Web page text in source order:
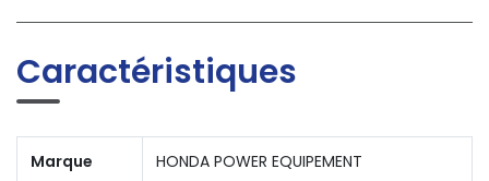
Caractéristiques
Marque HONDA POWER EQUIPEMENT